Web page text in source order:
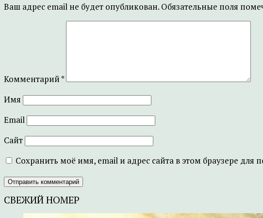
Ваш адрес email не будет опубликован. Обязательные поля
Комментарий*
Имя
Email
Сайт
Сохранить моё имя, email и адрес сайта в этом браузере
СВЕЖИЙ НОМЕР